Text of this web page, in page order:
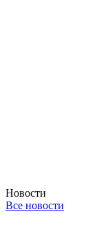
Новости
Все новости